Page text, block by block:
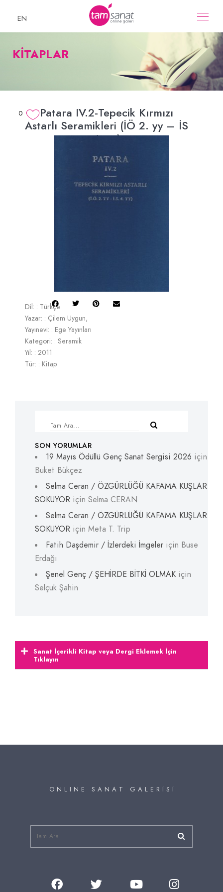
KİTAPLAR
0
Patara IV.2-Tepecik Kırmızı
Astarlı Seramikleri (İÖ 2. yy – İS
4. yy)
Dil: : Türkçe
Yazar: : Çilem Uygun,
Yayınevi: : Ege Yayınları
Kategori: : Seramik
Yıl: : 2011
Tür: : Kitap
SON YORUMLAR
19 Mayıs Ödüllü Genç Sanat Sergisi 2026 için
Buket Bükçez
Selma Ceran / ÖZGÜRLÜĞÜ KAFAMA KUŞLAR
SOKUYOR için Selma CERAN
Selma Ceran / ÖZGÜRLÜĞÜ KAFAMA KUŞLAR
SOKUYOR için Meta T. Trip
Fatih Daşdemir / İzlerdeki İmgeler için Buse
Erdağı
Şenel Genç / ŞEHİRDE BİTKİ OLMAK için
Selçuk Şahin
Sanat İçerikli Kitap veya Dergi Eklemek İçin
Tıklayın
O N L I N E S A N A T G A L E R İ S İ
EN